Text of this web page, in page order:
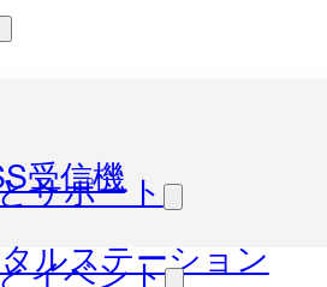
受信機
タルステーション
サポート
イベント